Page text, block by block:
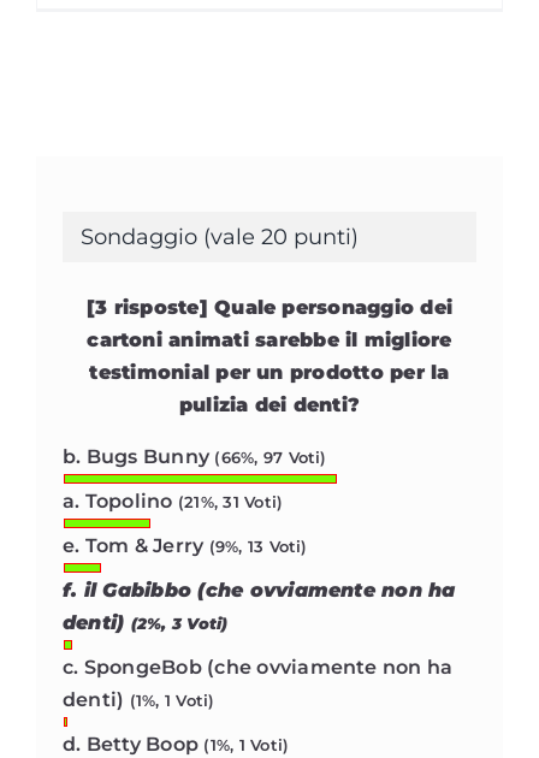
Sondaggio (vale 20 punti)
[3 risposte] Quale personaggio dei
cartoni animati sarebbe il migliore
testimonial per un prodotto per la
pulizia dei denti?
b. Bugs Bunny (66%, 97 Voti)
a. Topolino (21%, 31 Voti)
e. Tom & Jerry (9%, 13 Voti)
f. il Gabibbo (che ovviamente non ha
denti) (2%, 3 Voti)
c. SpongeBob (che ovviamente non ha
denti) (1%, 1 Voti)
d. Betty Boop (1%, 1 Voti)